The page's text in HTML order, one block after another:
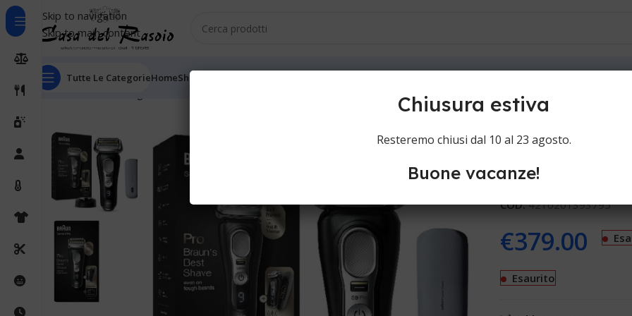
Skip to navigation
Skip to main content
Tutte Le CategorieHomeShop
Home
Braun Series
Rasoi elettrici Braun Series
COD:4210201393795
€379.00
Esaurito
Chiusura estiva
Resteremo chiusi dal 10 al 23 agosto.
Buone vacanze!